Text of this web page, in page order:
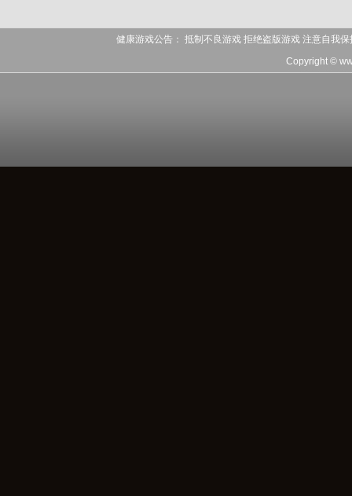
健康游戏公告： 抵制不良游戏 拒绝盗版游戏 注意自我
Copyright ©